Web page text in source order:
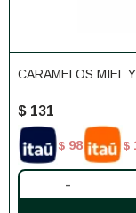
CARAMELOS MIEL
$ 131
$ 98 $
-